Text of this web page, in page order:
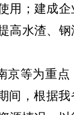
用；建成
高水渣、
等为重点
间，根据